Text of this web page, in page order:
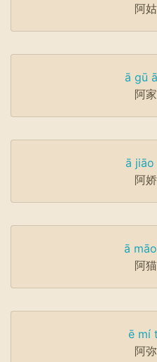
阿
ā gū
阿
ā
阿
ā
阿
ē mí
阿